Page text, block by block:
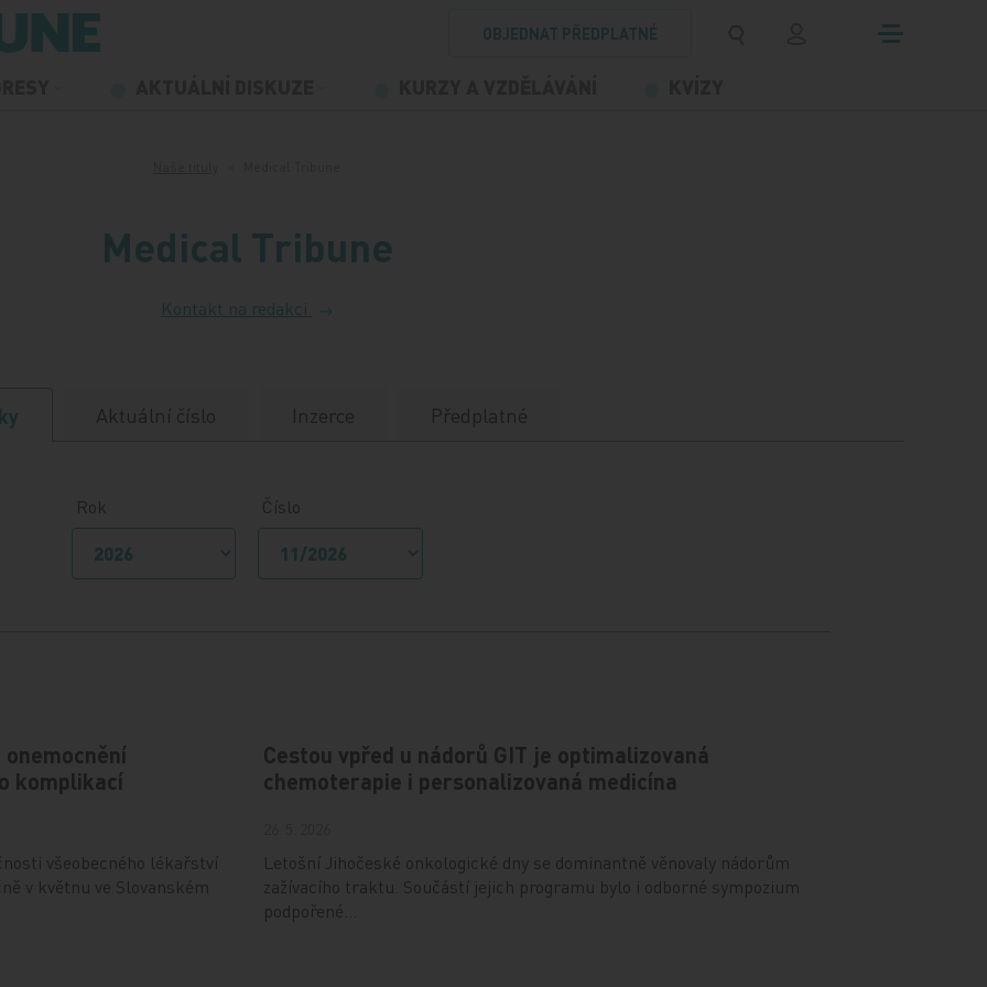
OBJEDNAT PŘEDPLATNÉ
Medical Tribune
Kontakt na redakci
Aktuální číslo Inzerce Předplatné
Rok Číslo
komplikací
všeobecného lékařství
v květnu ve Slovanském
Cestou vpřed u nádorů GIT je optimalizovaná
chemoterapie i personalizovaná medicína
Letošní Jihočeské onkologické dny se dominantně věnovaly nádorům
zažívacího traktu. Součástí jejich programu bylo i odborné sympozium
podpořené…